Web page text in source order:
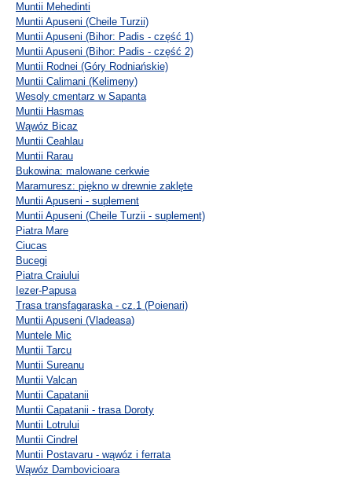
Muntii Mehedinti
Muntii Apuseni (Cheile Turzii)
Muntii Apuseni (Bihor: Padis - część 1)
Muntii Apuseni (Bihor: Padis - część 2)
Muntii Rodnei (Góry Rodniańskie)
Muntii Calimani (Kelimeny)
Wesoly cmentarz w Sapanta
Muntii Hasmas
Wąwóz Bicaz
Muntii Ceahlau
Muntii Rarau
Bukowina: malowane cerkwie
Maramuresz: piękno w drewnie zaklęte
Muntii Apuseni - suplement
Muntii Apuseni (Cheile Turzii - suplement)
Piatra Mare
Ciucas
Bucegi
Piatra Craiului
Iezer-Papusa
Trasa transfagaraska - cz.1 (Poienari)
Muntii Apuseni (Vladeasa)
Muntele Mic
Muntii Tarcu
Muntii Sureanu
Muntii Valcan
Muntii Capatanii
Muntii Capatanii - trasa Doroty
Muntii Lotrului
Muntii Cindrel
Muntii Postavaru - wąwóz i ferrata
Wąwóz Dambovicioara